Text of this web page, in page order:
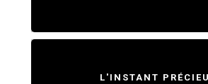
L'INSTANT